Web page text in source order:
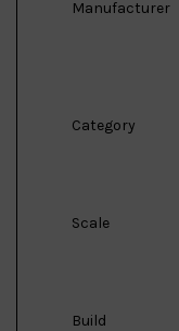
Manufacturer
Category
Scale
Build